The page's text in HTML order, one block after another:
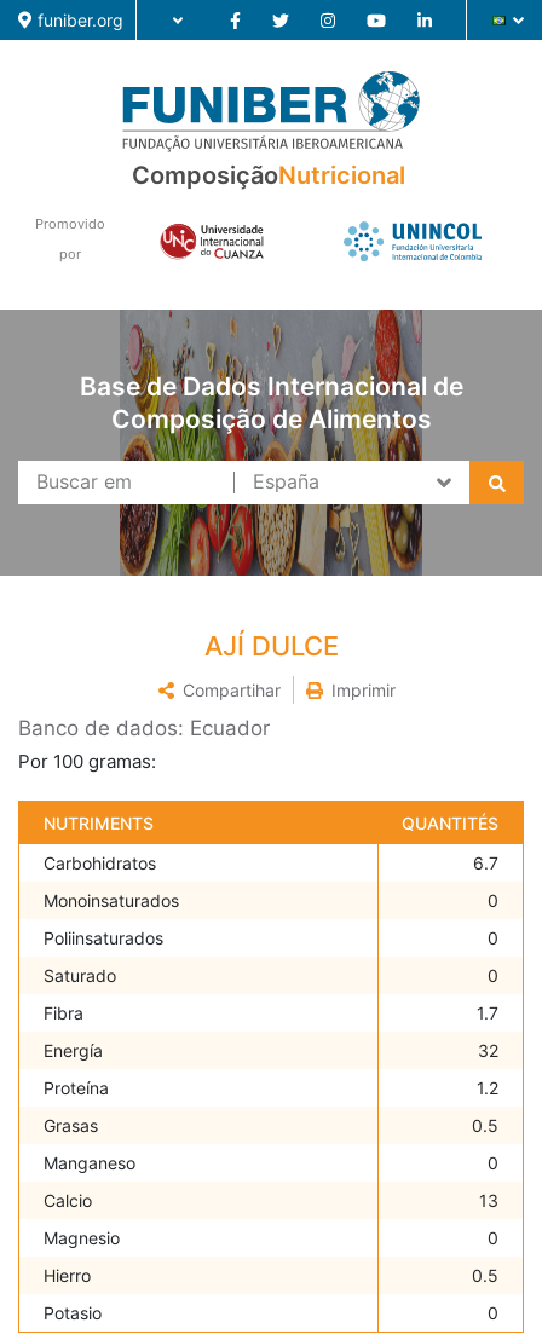
funiber.org
Formação
Pesquisa
Notícias
ComposiçãoNutricional
Promovido
por
Base de Dados Internacional de
Composição de Alimentos
AJÍ DULCE
Compartihar Imprimir
Banco de dados: Ecuador
Por 100 gramas:
NUTRIMENTS
QUANTITÉS
Carbohidratos
6.7
Monoinsaturados
0
Poliinsaturados
0
Saturado
0
Fibra
1.7
Energía
32
Proteína
1.2
Grasas
0.5
Manganeso
0
Calcio
13
Magnesio
0
Hierro
0.5
Potasio
0